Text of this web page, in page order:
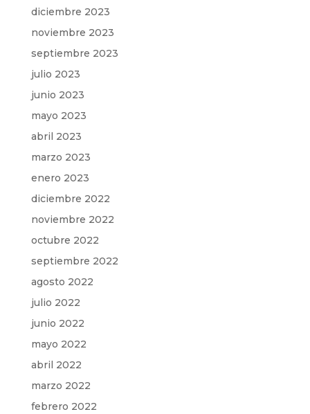
diciembre 2023
noviembre 2023
septiembre 2023
julio 2023
junio 2023
mayo 2023
abril 2023
marzo 2023
enero 2023
diciembre 2022
noviembre 2022
octubre 2022
septiembre 2022
agosto 2022
julio 2022
junio 2022
mayo 2022
abril 2022
marzo 2022
febrero 2022